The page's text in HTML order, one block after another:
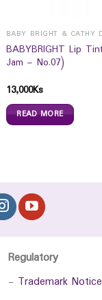
BABY BRIGHT & CATHY
BABYBRIGHT Lip
Jam – No.07)
13,000Ks
READ MORE
Regulatory
- Trademark Notice